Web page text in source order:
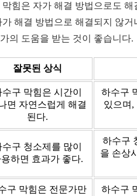
막힘은 자가 해결 방법으로도
가 해결 방법으로 해결되지 않
의 도움을 받는 것이 좋습니다.
잘못된 상식
수구 막힘은 시간이
면 자연스럽게 해결
된다.
하수구
있으며,
수구 청소제를 많이
하면 효과가 좋다.
하수구
을 손상
구 막힘은 전문가만
하수구